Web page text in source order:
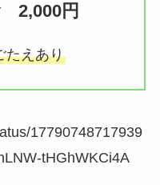
2,000円
たえあり
17790748717939
tHGhWKCi4A